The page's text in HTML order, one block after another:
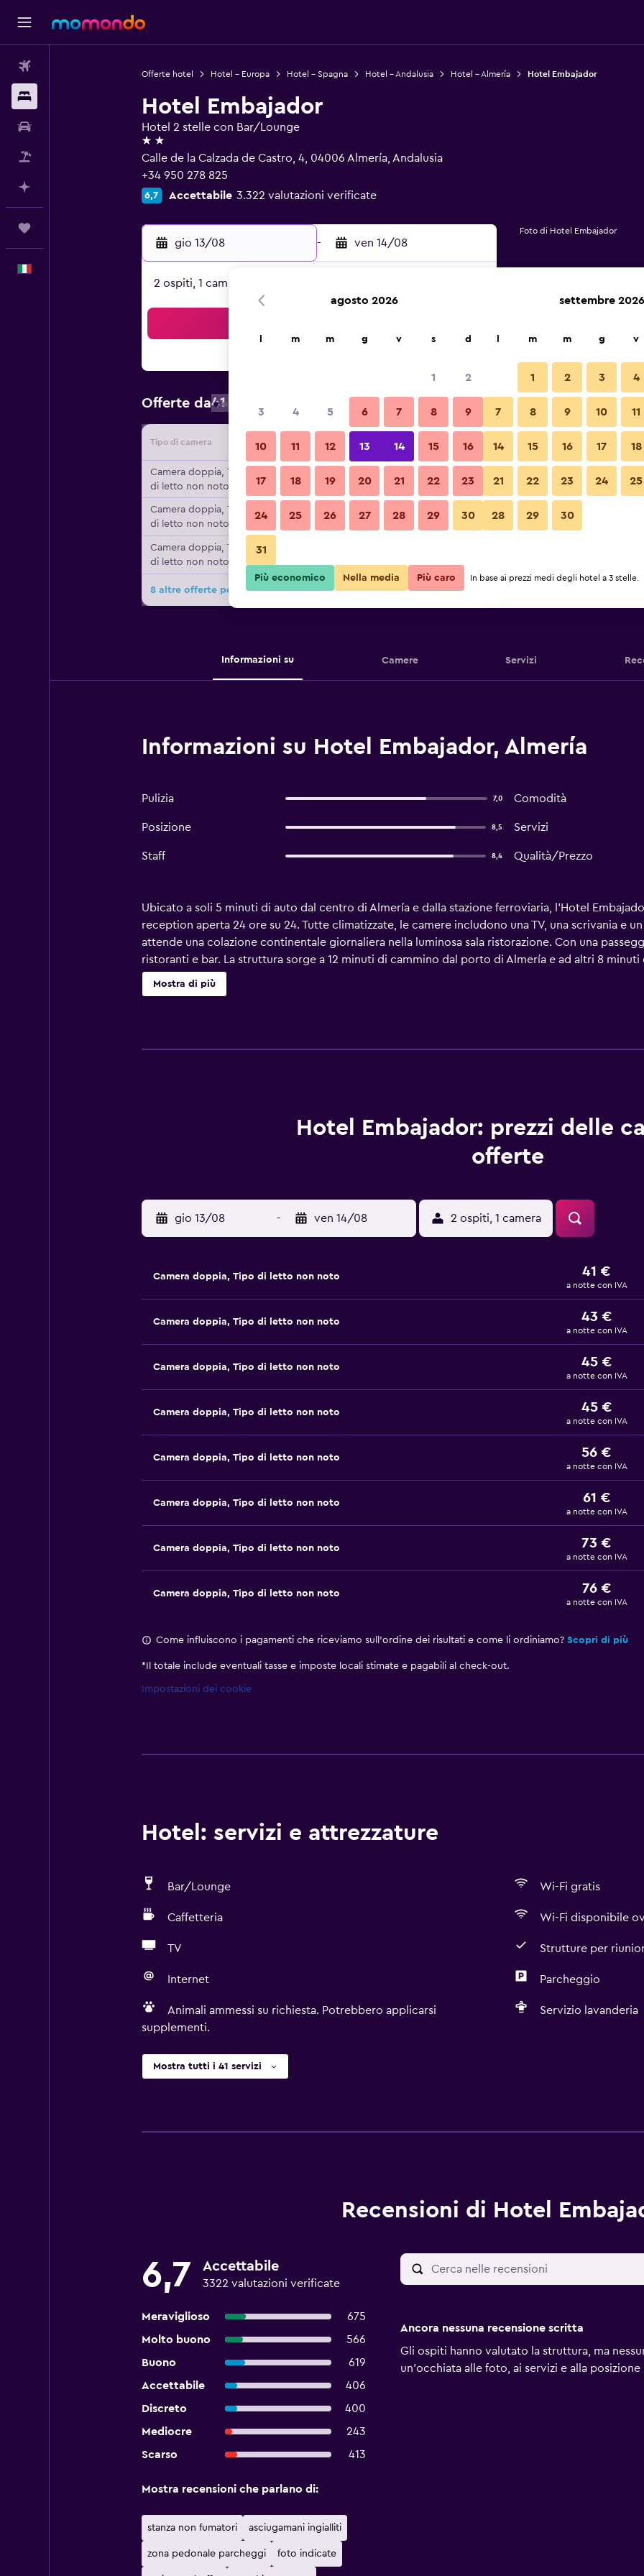
Offerte hotel Hotel - Europa Hotel - Spagna Hotel - Andalusia Hotel - Almería Hotel Embajador
Hotel Embajador
Hotel 2 stelle con Bar/Lounge
2 stelle
Calle de la Calzada de Castro, 4, 04006 Almería, Andalusia
+34 950 278 825
6,7 Accettabile 3.322 valutazioni verificate
gio 13/08 - ven 14/08
2 ospiti, 1 camera
Offerte da41 € Prezzo a notte più conveniente
Tipo di camera Fornitore Totale notte
Camera doppia, Tipo
di letto non noto
41 € Visualizza offerta
Camera doppia, Tipo
di letto non noto
43 € Visualizza offerta
Camera doppia, Tipo
di letto non noto
8 altre offerte per Hotel Embajador
Foto di Hotel Embajador
Informazioni su Camere Servizi
Informazioni su Hotel Embajador, Almería
Pulizia 7,0 Comodità
Posizione 8,5 Servizi
Staff 8,4 Qualità/Prezzo
Ubicato a soli 5 minuti di auto dal centro di Almería e dalla stazione ferroviaria, l'Hotel
reception aperta 24 ore su 24. Tutte climatizzate, le camere includono una TV, una scrivania e
attende una colazione continentale giornaliera nella luminosa sala ristorazione. Con una
ristoranti e bar. La struttura sorge a 12 minuti di cammino dal porto di Almería e ad altri 8
dista 12 minuti di macchina.
Mostra di più
Hotel Embajador: prezzi delle
offerte
gio 13/08 - ven 14/08 2 ospiti, 1 camera
Camera doppia, Tipo di letto non noto 41 €
a notte con IVA
Camera doppia, Tipo di letto non noto 43 €
a notte con IVA
Camera doppia, Tipo di letto non noto 45 €
a notte con IVA
Camera doppia, Tipo di letto non noto 45 €
a notte con IVA
Camera doppia, Tipo di letto non noto 56 €
a notte con IVA
Camera doppia, Tipo di letto non noto 61 €
a notte con IVA
Camera doppia, Tipo di letto non noto 73 €
a notte con IVA
Camera doppia, Tipo di letto non noto 76 €
a notte con IVA
Come influiscono i pagamenti che riceviamo sull'ordine dei risultati e come li ordiniamo? Scopri di più
* Il totale include eventuali tasse e imposte locali stimate e pagabili al check-out.
Impostazioni dei cookie
Hotel: servizi e attrezzature
Bar/Lounge Wi-Fi gratis
Caffetteria Wi-Fi disponibile
TV Strutture per
Internet Parcheggio
Animali ammessi su richiesta. Potrebbero applicarsi
supplementi.
Servizio lavanderia
Mostra tutti i 41 servizi
Recensioni di Hotel
6,7 Accettabile
3322 valutazioni verificate
Meraviglioso
675
Molto buono
566
Buono
619
Accettabile
406
Discreto
400
Mediocre
243
Scarso
413
Mostra recensioni che parlano di:
stanza non fumatori asciugamani ingialliti
zona pedonale parcheggi foto indicate
Ancora nessuna recensione scritta
Gli ospiti hanno valutato la struttura, ma
un'occhiata alle foto, ai servizi e alla
agosto 2026
m m g v s d
1 2
3 4 5 6 7 8 9
10 11 12 13 14 15 16
17 18 19 20 21 22 23
24 25 26 27 28 29 30
31
settembre 2026
m m g v
1 2 3 4
7 8 9 10 11
14 15 16 17 18
21 22 23 24 25
28 29 30
Più economico Nella media Più caro In base ai prezzi medi degli hotel a 3 stelle.